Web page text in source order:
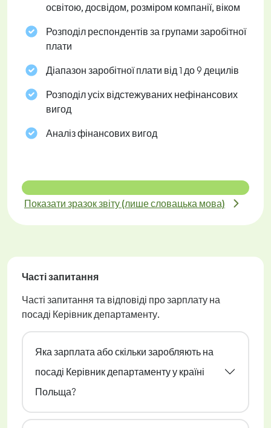
освітою, досвідом, розміром компанії, віком
Розподіл респондентів за групами заробітної
плати
Діапазон заробітної плати від 1 до 9 децилів
Розподіл усіх відстежуваних нефінансових
вигод
Аналіз фінансових вигод
Показати зразок звіту (лише словацька мова)
Часті запитання
Часті запитання та відповіді про зарплату на
посаді Керівник департаменту.
Яка зарплата або скільки заробляють на
посаді Керівник департаменту у країні
Польща?